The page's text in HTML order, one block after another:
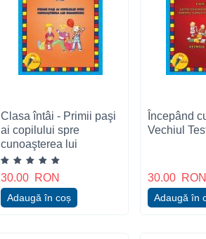
Clasa întâi - Primii paşi
ai copilului spre
cunoaşterea lui
Dumnezeu
30.00 RON
Adaugă în coș
Începând
Vechiul
30.00 RON
Adaugă în